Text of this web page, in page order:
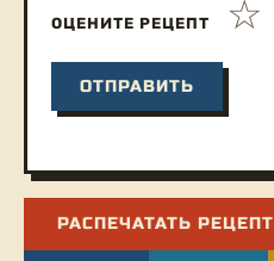
ОЦЕНИТЕ РЕЦЕПТ
РАСПЕЧАТАТЬ РЕЦЕПТ